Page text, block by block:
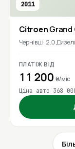
2011
CitroenGrand
Чернівці 2.0
ПЛАТІЖ ВІД
11 200 ₴/міс
Ціна авто 368